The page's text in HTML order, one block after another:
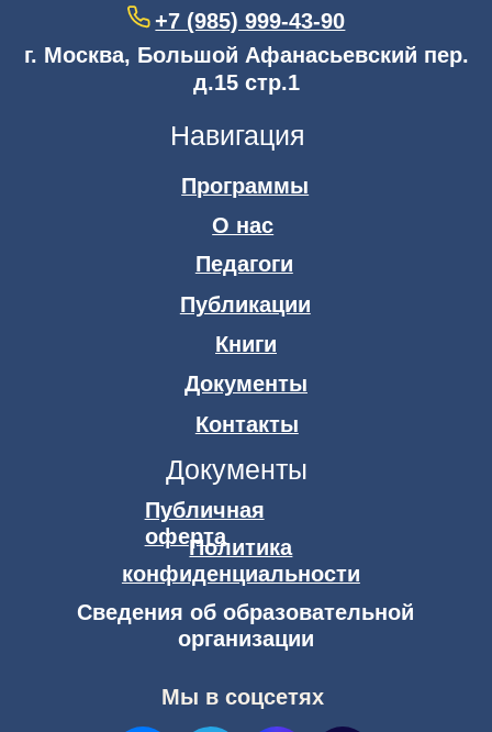
Публичная
офертаПолитика
конфиденциальности
Сведения об образовательной
Мы в соцсетях
Политика конфиденциальности